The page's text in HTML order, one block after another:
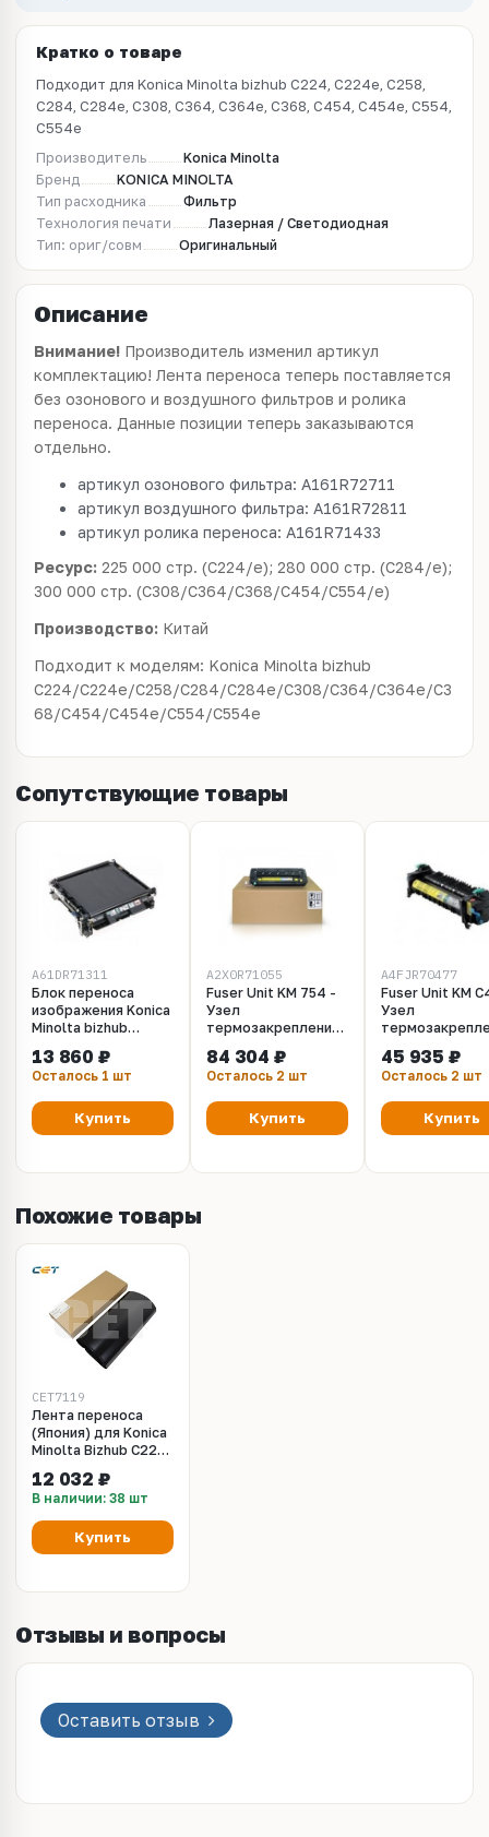
Кратко о товаре
Подходит для Konica Minolta bizhub C224, C224e, C258,
C284, C284e, C308, C364, C364e, C368, C454, C454e, C554,
C554e
Производитель
Konica Minolta
Бренд
KONICA MINOLTA
Тип расходника
Фильтр
Технология печати
Лазерная / Светодиодная
Тип: ориг/совм
Оригинальный
Описание
Внимание! Производитель изменил артикул
комплектацию! Лента переноса теперь поставляется
без озонового и воздушного фильтров и ролика
переноса. Данные позиции теперь заказываются
отдельно.
артикул озонового фильтра: A161R72711
артикул воздушного фильтра: A161R72811
артикул ролика переноса: A161R71433
Ресурс: 225 000 стр. (C224/е); 280 000 стр. (C284/е);
300 000 стр. (C308/С364/C368/С454/С554/е)
Производство: Китай
Подходит к моделям: Konica Minolta bizhub
C224/C224e/C258/C284/C284e/C308/C364/C364e/C3
68/C454/C454e/C554/C554e
Сопутствующие товары
A61DR71311
Блок переноса
изображения Konica
Minolta bizhub
(A61DR71311)
13 860 ₽
Осталось 1 шт
Купить
A2X0R71055
Fuser Unit KM 754 -
Узел
термозакрепления
(A2X0R71055)
Ресурс 1 200 000
стр.
84 304 ₽
Осталось 2 шт
Купить
A4FJR70477
Fuser Unit KM
Узел
KM bizhub C454
(A4FJR70400 /
A4FJR70422)
Ресурс 600K.
45 935 ₽
Осталось 2 шт
Купить
Похожие товары
CET7119
Лента переноса
(Япония) для Konica
Minolta Bizhub C224
12 032 ₽
В наличии: 38 шт
Купить
Отзывы и вопросы
Оставить отзыв